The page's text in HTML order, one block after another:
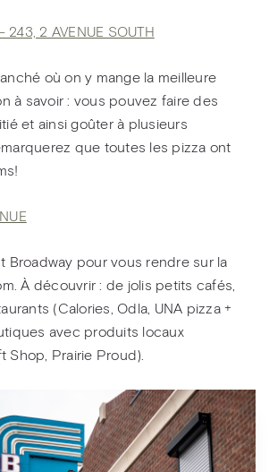
243, 2 AVENUE SOUTH
où on y mange la meilleure
à savoir : vous pouvez faire des
et ainsi goûter à plusieurs
que toutes les pizza ont
Broadway pour vous rendre sur la
À découvrir : de jolis petits cafés,
(Calories, Odla, UNA pizza +
avec produits locaux
Shop, Prairie Proud).